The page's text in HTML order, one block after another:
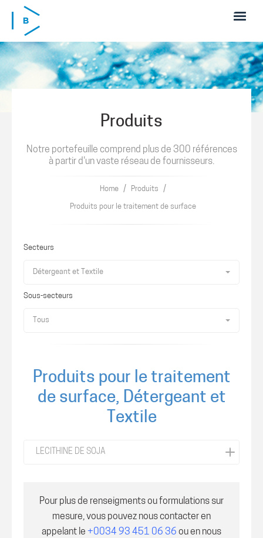
Skip to main content
Produits
Notre portefeuille comprend plus de 300 références
à partir d'un vaste réseau de fournisseurs.
Home / Produits /
Produits pour le traitement de surface
Secteurs
Détergeant et Textile
Sous-secteurs
Tous
Produits pour le traitement
de surface, Détergeant et
Textile
LECITHINE DE SOJA
Pour plus de renseigments ou formulations sur
mesure, vous pouvez nous contacter en
appelant le +0034 93 451 06 36 ou en nous